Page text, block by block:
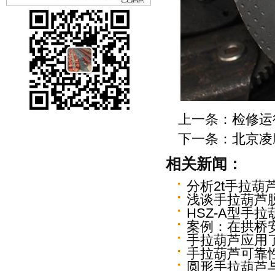
上一条： 检修
下一条： 北京
相关新闻：
分析2t手拉葫
浅谈手拉葫芦
HSZ-A型手拉
案例：在拱桥
手拉葫芦应用
手拉葫芦可靠
圆形手拉葫芦